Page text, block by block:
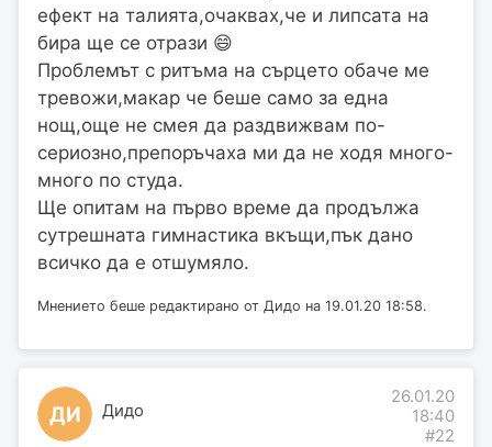
ефект на талията,очаквах,че и липсата на
бира ще се отрази 😄
Проблемът с ритъма на сърцето обаче ме
тревожи,макар че беше само за една
нощ,още не смея да раздвижвам по-
сериозно,препоръчаха ми да не ходя много-
много по студа.
Ще опитам на първо време да продължа
сутрешната гимнастика вкъщи,пък дано
всичко да е отшумяло.
Мнението беше редактирано от Дидо на 19.01.20 18:58.
ДИ Дидо
26.01.20
18:40
#22